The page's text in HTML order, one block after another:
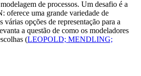
de processos. Um desafio é a
oferece uma grande variedade de
várias opções de representação para a
a questão de como os modeladores
(LEOPOLD; MENDLING;